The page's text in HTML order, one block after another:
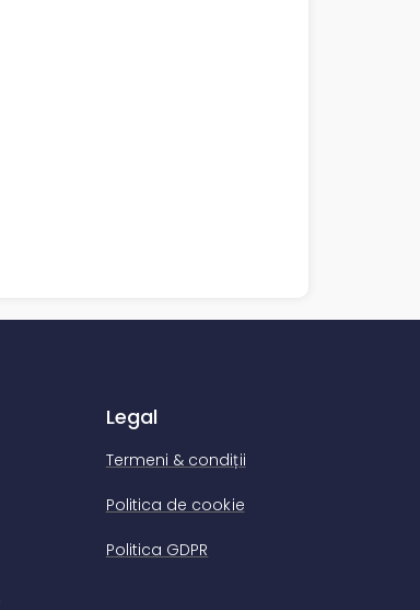
Legal
Termeni & condiții
Politica de cookie
Politica GDPR